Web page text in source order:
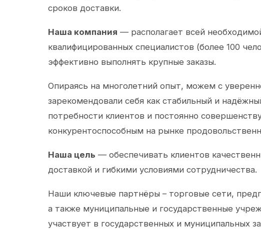
сроков доставки.
Наша компания — располагает всей
квалифицированных специалистов (более 100
эффективно выполнять крупные заказы.
Опираясь на многолетний опыт, можем с
зарекомендовали себя как стабильный и
потребности клиентов и постоянно
конкурентоспособным на рынке
Наша цель — обеспечивать клиентов
доставкой и гибкими условиями сотрудничества.
Наши ключевые партнёры – торговые сети,
а также муниципальные и государственные
участвует в государственных и муниципальных